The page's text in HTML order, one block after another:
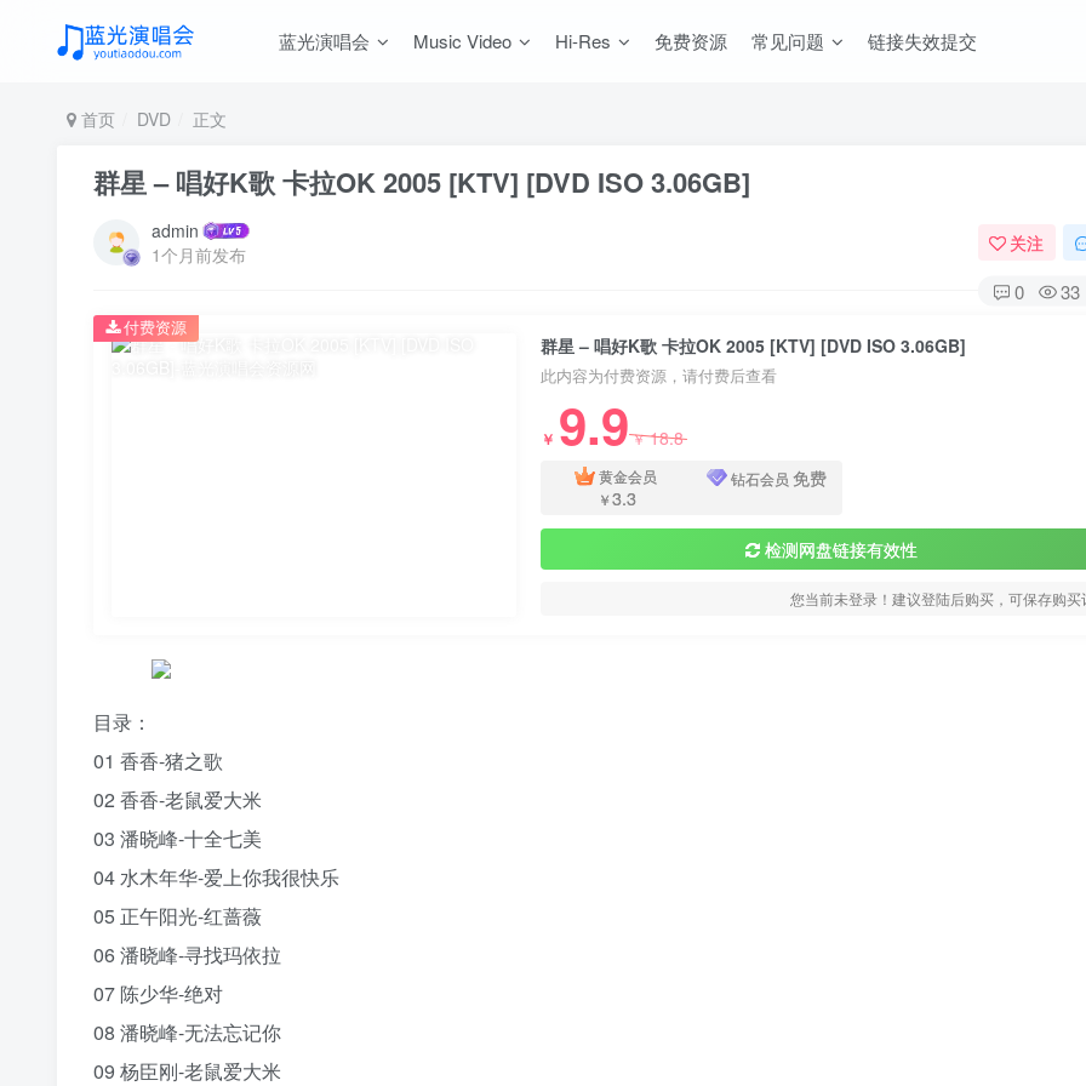
蓝光演唱会 Music Video Hi-Res 免费资源 常见问题 链接失效提交
首页 DVD 正文
群星 – 唱好K歌 卡拉OK 2005 [KTV] [DVD ISO 3.06GB]
admin
1个月前发布
关注
0 33
群星 – 唱好K歌 卡拉OK 2005 [KTV] [DVD ISO 3.06GB]
此内容为付费资源，请付费后查看
￥ 9.9￥18.8
黄金会员
￥3.3
钻石会员 免费
检测网盘链接有效性
您当前未登录！建议登陆后购买，可保存购买
付费资源
目录：
01 香香-猪之歌
02 香香-老鼠爱大米
03 潘晓峰-十全七美
04 水木年华-爱上你我很快乐
05 正午阳光-红蔷薇
06 潘晓峰-寻找玛依拉
07 陈少华-绝对
08 潘晓峰-无法忘记你
09 杨臣刚-老鼠爱大米